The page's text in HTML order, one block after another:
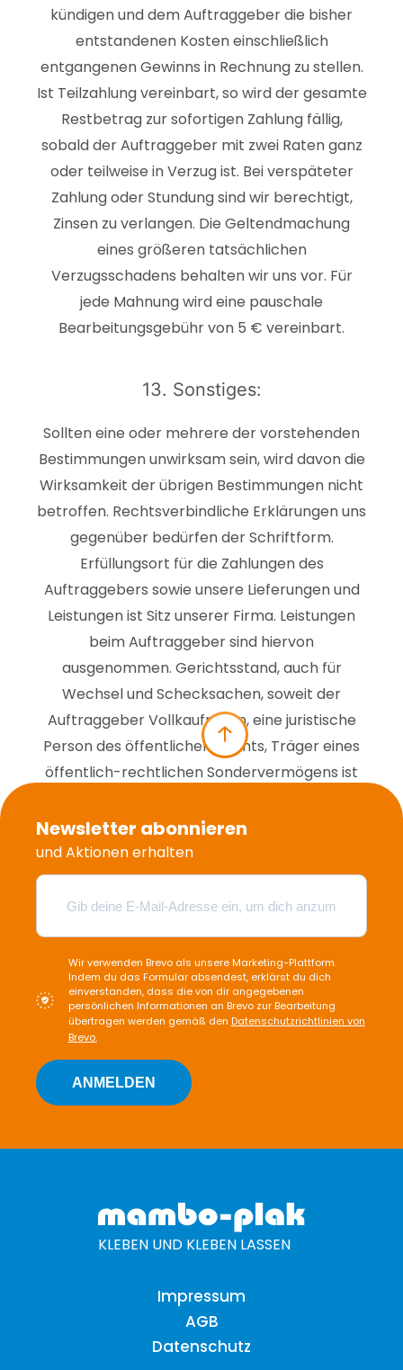
kündigen und dem Auftraggeber die bisher
entstandenen Kosten einschließlich
entgangenen Gewinns in Rechnung zu stellen.
Ist Teilzahlung vereinbart, so wird der gesamte
Restbetrag zur sofortigen Zahlung fällig,
sobald der Auftraggeber mit zwei Raten ganz
oder teilweise in Verzug ist. Bei verspäteter
Zahlung oder Stundung sind wir berechtigt,
Zinsen zu verlangen. Die Geltendmachung
eines größeren tatsächlichen
Verzugsschadens behalten wir uns vor. Für
jede Mahnung wird eine pauschale
Bearbeitungsgebühr von 5 € vereinbart.
13. Sonstiges:
Sollten eine oder mehrere der vorstehenden
Bestimmungen unwirksam sein, wird davon die
Wirksamkeit der übrigen Bestimmungen nicht
betroffen. Rechtsverbindliche Erklärungen uns
gegenüber bedürfen der Schriftform.
Erfüllungsort für die Zahlungen des
Auftraggebers sowie unsere Lieferungen und
Leistungen ist Sitz unserer Firma. Leistungen
beim Auftraggeber sind hiervon
ausgenommen. Gerichtsstand, auch für
Wechsel und Schecksachen, soweit der
Auftraggeber Vollkaufmann, eine juristische
Person des öffentlichen Rechts, Träger eines
öffentlich-rechtlichen Sondervermögens ist
Inland hat, ist Sitz unserer Firma.
Newsletter abonnieren
und Aktionen erhalten
Wir verwenden Brevo als unsere Marketing-Plattform.
Indem du das Formular absendest, erklärst du dich
einverstanden, dass die von dir angegebenen
persönlichen Informationen an Brevo zur Bearbeitung
übertragen werden gemäß den Datenschutzrichtlinien von
Brevo.
ANMELDEN
KLEBEN UND KLEBEN LASSEN
Impressum
AGB
Datenschutz